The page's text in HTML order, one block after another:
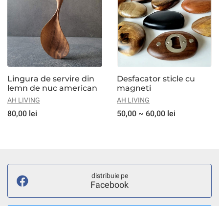
Lingura de servire din
lemn de nuc american
AH LIVING
80,00 lei
Desfacator sticle cu
magneti
AH LIVING
50,00 ~ 60,00 lei
distribuie pe
Facebook